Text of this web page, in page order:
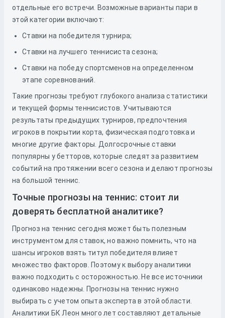
отдельные его встречи. Возможные варианты пари в
этой категории включают:
Ставки на победителя турнира;
Ставки на лучшего теннисиста сезона;
Ставки на победу спортсменов на определенном
этапе соревнований.
Такие прогнозы требуют глубокого анализа статистики
и текущей формы теннисистов. Учитываются
результаты предыдущих турниров, предпочтения
игроков в покрытии корта, физическая подготовка и
многие другие факторы. Долгосрочные ставки
популярны у бетторов, которые следят за развитием
событий на протяжении всего сезона и делают прогнозы
на большой теннис.
Точные прогнозы на теннис: стоит ли
доверять бесплатной аналитике?
Прогноз на теннис сегодня может быть полезным
инструментом для ставок, но важно помнить, что на
шансы игроков взять титул победителя влияет
множество факторов. Поэтому к выбору аналитики
важно подходить с осторожностью. Не все источники
одинаково надежны. Прогнозы на теннис нужно
выбирать с учетом опыта эксперта в этой области.
Аналитики БК Леон много лет составляют детальные